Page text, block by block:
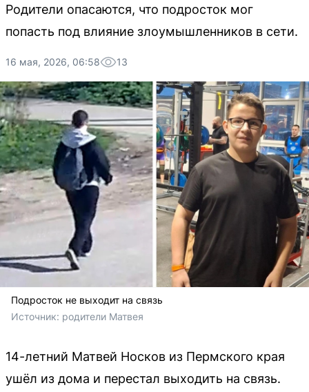
Родители опасаются, что подросток мог
попасть под влияние злоумышленников в сети.
16 мая, 2026, 06:58 13
Подросток не выходит на связь
Источник: родители Матвея
14-летний Матвей Носков из Пермского края
ушёл из дома и перестал выходить на связь.